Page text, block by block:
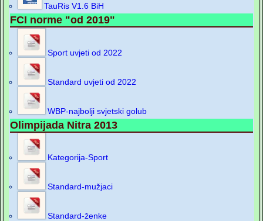
TauRis V1.6 BiH
FCI norme "od 2019"
Sport uvjeti od 2022
Standard uvjeti od 2022
WBP-najbolji svjetski golub
Olimpijada Nitra 2013
Kategorija-Sport
Standard-mužjaci
Standard-ženke